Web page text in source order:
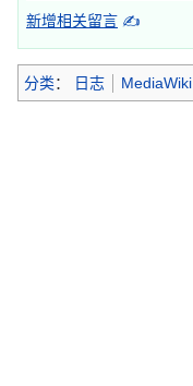
新增相关留言 ✍
分类： 日志 MediaWiki